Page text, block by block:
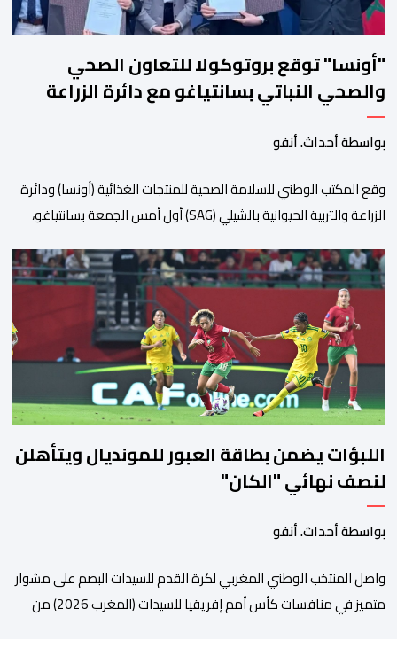
"أونسا" توقع بروتوكولا للتعاون الصحي
والصحي النباتي بسانتياغو مع دائرة الزراعة
وتربية المواشي
بواسطة أحداث. أنفو
وقع المكتب الوطني للسلامة الصحية للمنتجات الغذائية (أونسا) ودائرة
الزراعة والتربية الحيوانية بالشيلي (SAG) أول أمس الجمعة بسانتياغو،
والصحة الحيوانية. وسيمكن هذا البروتوكول الذي تم توقيعه بحضور
مسؤولين عن السلطات الشيلية، وممثلين عن القطاع الخاص ومن
أوساط التصدير، من مواءمة الإجراءات الصحية، والصحية النباتية المطبقة
على […]
اللبؤات يضمن بطاقة العبور للمونديال ويتأهلن
لنصف نهائي "الكان"
بواسطة أحداث. أنفو
واصل المنتخب الوطني المغربي لكرة القدم للسيدات البصم على مشوار
متميز في منافسات كأس أمم إفريقيا للسيدات (المغرب 2026) من